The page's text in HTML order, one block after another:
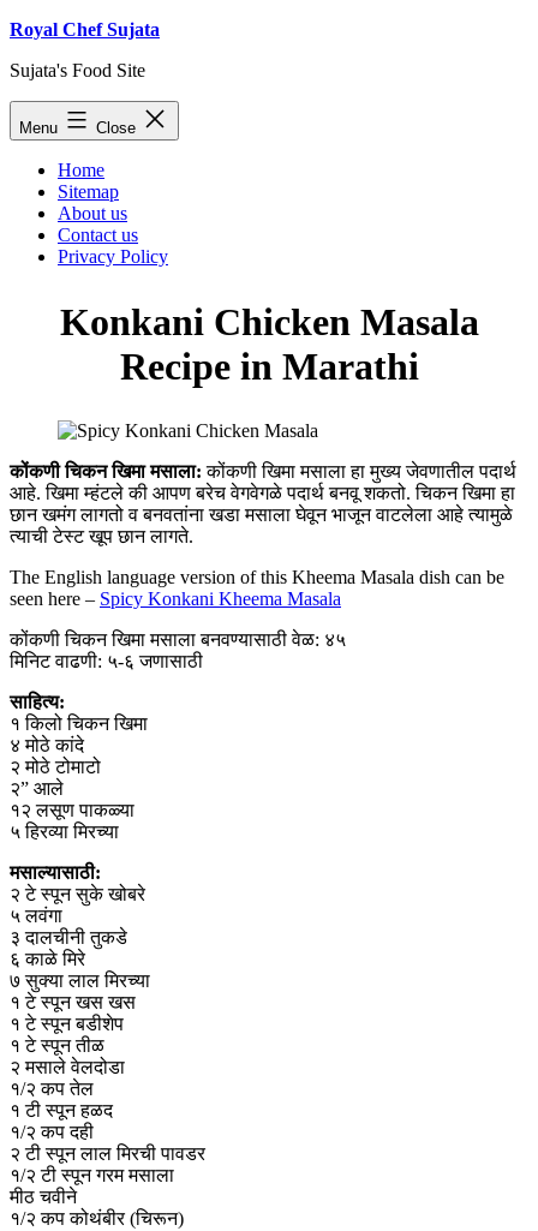
Skip
content
Royal Chef Sujata
Sujata's Food Site
Menu Close
Home
Sitemap
About us
Contact us
Privacy Policy
Konkani Chicken Masala
Recipe in Marathi
कोंकणी चिकन खिमा मसाला: कोंकणी खिमा मसाला हा मुख्य जेवणातील पदार्थ
आहे. खिमा म्हंटले की आपण बरेच वेगवेगळे पदार्थ बनवू शकतो. चिकन खिमा हा
छान खमंग लागतो व बनवतांना खडा मसाला घेवून भाजून वाटलेला आहे त्यामुळे
त्याची टेस्ट खूप छान लागते.
The English language version of this Kheema Masala dish can be
seen here – Spicy Konkani Kheema Masala
कोंकणी चिकन खिमा मसाला बनवण्यासाठी वेळ: ४५
मिनिट वाढणी: ५-६ जणासाठी
साहित्य:
१ किलो चिकन खिमा
४ मोठे कांदे
२ मोठे टोमाटो
२” आले
१२ लसूण पाकळ्या
५ हिरव्या मिरच्या
मसाल्यासाठी:
२ टे स्पून सुके खोबरे
५ लवंगा
३ दालचीनी तुकडे
६ काळे मिरे
७ सुक्या लाल मिरच्या
१ टे स्पून खस खस
१ टे स्पून बडीशेप
१ टे स्पून तीळ
२ मसाले वेलदोडा
१/२ कप तेल
१ टी स्पून हळद
१/२ कप दही
२ टी स्पून लाल मिरची पावडर
१/२ टी स्पून गरम मसाला
मीठ चवीने
१/२ कप कोथंबीर (चिरून)